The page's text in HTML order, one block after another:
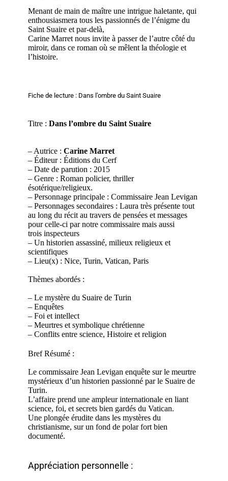
Menant de main de maître une intrigue haletante, qui
enthousiasmera tous les passionnés de l’énigme du
Saint Suaire et par-delà,
Carine Marret nous invite à passer de l’autre côté du
miroir, dans ce roman où se mêlent la théologie et
l’histoire.
Fiche de lecture : Dans l’ombre du Saint Suaire
Titre : Dans l’ombre du Saint Suaire
– Autrice : Carine Marret
– Éditeur : Éditions du Cerf
– Date de parution : 2015
– Genre : Roman policier, thriller
ésotérique/religieux.
– Personnage principale : Commissaire Jean Levigan
– Personnages secondaires : Laura très présente tout
au long du récitau travers de pensées et messages
pour celle-ci par notre commissaire mais aussi
troisinspecteurs
– Unhistorien assassiné, milieux religieux et
scientifiques
– Lieu(x) : Nice, Turin, Vatican, Paris
Thèmes abordés :
– Le mystère du Suaire de Turin
– Enquêtes
– Foi etintellect
– Meurtres et symbolique chrétienne
– Conflits entre science, Histoire et religion
Bref Résumé :
Le commissaire Jean Levigan enquête sur le meurtre
mystérieux d’un historien passionné par le Suaire de
Turin.
L’affaire prend une ampleur internationale en liant
science, foi, et secrets bien gardés du Vatican.
Une plongée érudite dans les mystères du
christianisme, surunfond de polarfort bien
documenté.
Appréciation personnelle :